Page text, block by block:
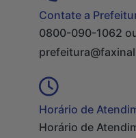
Contate a
0800-090-1062
Horário de
Horário de